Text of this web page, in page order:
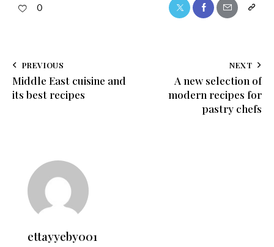
0
PREVIOUS
Middle East cuisine and
its best recipes
NEXT
A new selection of
modern recipes for
pastry chefs
ettayyeby001